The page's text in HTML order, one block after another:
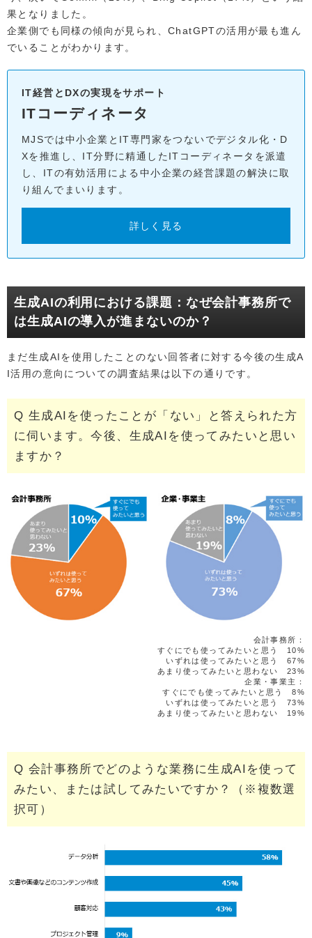
果となりました。
企業側でも同様の傾向が見られ、ChatGPTの活用が最も進ん
でいることがわかります。
IT経営とDXの実現をサポート
ITコーディネータ
MJSでは中小企業とIT専門家をつないでデジタル化・D
Xを推進し、IT分野に精通したITコーディネータを派遣
し、ITの有効活用による中小企業の経営課題の解決に取
り組んでまいります。
詳しく見る
生成AIの利用における課題：なぜ会計事務所で
は生成AIの導入が進まないのか？
まだ生成AIを使用したことのない回答者に対する今後の生成A
I活用の意向についての調査結果は以下の通りです。
Q 生成AIを使ったことが「ない」と答えられた方
に伺います。今後、生成AIを使ってみたいと思い
ますか？
会計事務所：
すぐにでも使ってみたいと思う 10%
いずれは使ってみたいと思う 67%
あまり使ってみたいと思わない 23%
企業・事業主：
すぐにでも使ってみたいと思う 8%
いずれは使ってみたいと思う 73%
あまり使ってみたいと思わない 19%
Q 会計事務所でどのような業務に生成AIを使って
みたい、または試してみたいですか？（※複数選
択可）